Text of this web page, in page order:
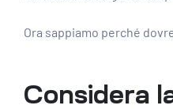
Ora sappiamo perché
Considera